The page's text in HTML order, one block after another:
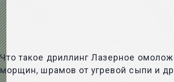
Что такое дриллинг Лазерное
морщин, шрамов от угревой сыпи и